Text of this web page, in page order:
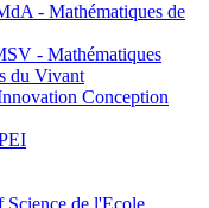
- Mathématiques de
- Mathématiques
du Vivant
Conception
de l'Ecole